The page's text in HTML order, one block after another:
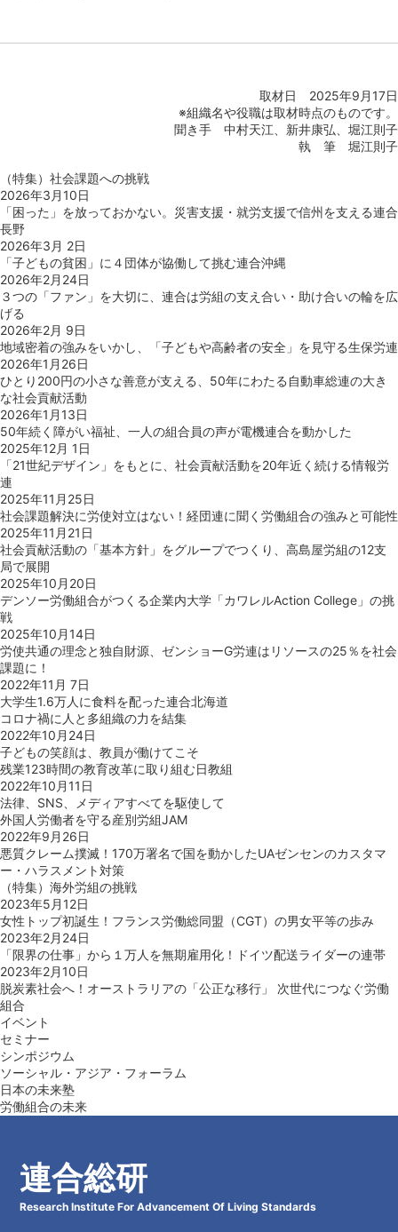
取材日 2025年9月17日
※組織名や役職は取材時点のものです。
聞き手 中村天江、新井康弘、堀江則子
執 筆 堀江則子
（特集）社会課題への挑戦
2026年3月10日
「困った」を放っておかない。災害支援・就労支援で信州を支える連合
長野
2026年3月 2日
「子どもの貧困」に４団体が協働して挑む連合沖縄
2026年2月24日
３つの「ファン」を大切に、連合は労組の支え合い・助け合いの輪を広
げる
2026年2月 9日
地域密着の強みをいかし、「子どもや高齢者の安全」を見守る生保労連
2026年1月26日
ひとり200円の小さな善意が支える、50年にわたる自動車総連の大き
な社会貢献活動
2026年1月13日
50年続く障がい福祉、一人の組合員の声が電機連合を動かした
2025年12月 1日
「21世紀デザイン」をもとに、社会貢献活動を20年近く続ける情報労
連
2025年11月25日
社会課題解決に労使対立はない！経団連に聞く労働組合の強みと可能性
2025年11月21日
社会貢献活動の「基本方針」をグループでつくり、高島屋労組の12支
局で展開
2025年10月20日
デンソー労働組合がつくる企業内大学「カワレルAction College」の挑
戦
2025年10月14日
労使共通の理念と独自財源、ゼンショーG労連はリソースの25％を社会
課題に！
2022年11月 7日
大学生1.6万人に食料を配った連合北海道
コロナ禍に人と多組織の力を結集
2022年10月24日
子どもの笑顔は、教員が働けてこそ
残業123時間の教育改革に取り組む日教組
2022年10月11日
法律、SNS、メディアすべてを駆使して
外国人労働者を守る産別労組JAM
2022年9月26日
悪質クレーム撲滅！170万署名で国を動かしたUAゼンセンのカスタマ
ー・ハラスメント対策
（特集）海外労組の挑戦
2023年5月12日
女性トップ初誕生！フランス労働総同盟（CGT）の男女平等の歩み
2023年2月24日
「限界の仕事」から１万人を無期雇用化！ドイツ配送ライダーの連帯
2023年2月10日
脱炭素社会へ！オーストラリアの「公正な移行」 次世代につなぐ労働
組合
イベント
セミナー
シンポジウム
ソーシャル・アジア・フォーラム
日本の未来塾
労働組合の未来
連合総研
Research Institute For Advancement Of Living Standards